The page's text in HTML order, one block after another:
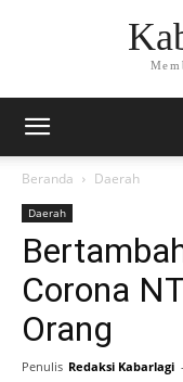
Beranda Daerah
Daerah
Corona
Orang
Penulis Redaksi Kabarlagi -